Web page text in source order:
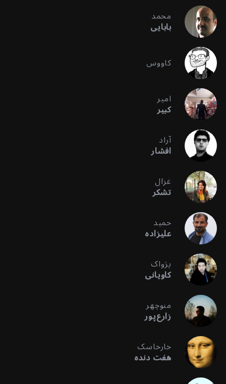
محمد
بابایی
کاووس
امیر
کبیر
آراد
افشار
غزال
تشکر
حمید
علیزاده
پژواک
کاویانی
منوچهر
زارع‌پور
خارخاسک
هفت دنده